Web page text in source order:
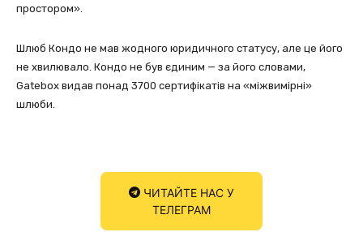
простором».
Шлюб Кондо не мав жодного юридичного статусу, але це його
не хвилювало. Кондо не був єдиним — за його словами,
Gatebox видав понад 3700 сертифікатів на «міжвимірні»
шлюби.
ЧИТАЙТЕ НАС У
ТЕЛЕГРАМ